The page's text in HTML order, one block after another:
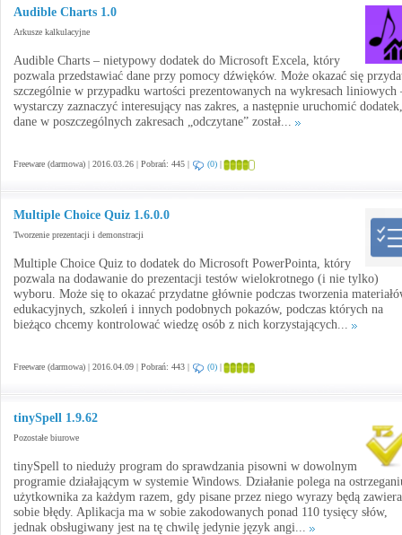
Audible Charts 1.0
Arkusze kalkulacyjne
Audible Charts – nietypowy dodatek do Microsoft Excela, który
pozwala przedstawiać dane przy pomocy dźwięków. Może okazać się
szczególnie w przypadku wartości prezentowanych na wykresach liniowych
wystarczy zaznaczyć interesujący nas zakres, a następnie uruchomić
dane w poszczególnych zakresach „odczytane” został...
Freeware (darmowa) | 2016.03.26 | Pobrań: 445 | (0) |
Multiple Choice Quiz 1.6.0.0
Tworzenie prezentacji i demonstracji
Multiple Choice Quiz to dodatek do Microsoft PowerPointa, który
pozwala na dodawanie do prezentacji testów wielokrotnego (i nie tylko)
wyboru. Może się to okazać przydatne głównie podczas tworzenia
edukacyjnych, szkoleń i innych podobnych pokazów, podczas których na
bieżąco chcemy kontrolować wiedzę osób z nich korzystających...
Freeware (darmowa) | 2016.04.09 | Pobrań: 443 | (0) |
tinySpell 1.9.62
Pozostałe biurowe
tinySpell to nieduży program do sprawdzania pisowni w dowolnym
programie działającym w systemie Windows. Działanie polega na
użytkownika za każdym razem, gdy pisane przez niego wyrazy będą
sobie błędy. Aplikacja ma w sobie zakodowanych ponad 110 tysięcy słów,
jednak obsługiwany jest na tę chwilę jedynie język angi...